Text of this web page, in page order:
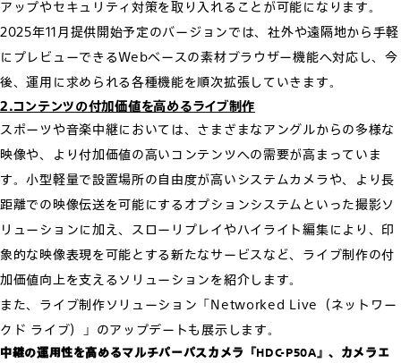
アップやセキュリティ対策を取り入れることが可能になります。
2025年11月提供開始予定のバージョンでは、社外や遠隔地から手軽
にプレビューできるWebベースの素材ブラウザー機能へ対応し、今
後、運用に求められる各種機能を順次拡張していきます。
2.コンテンツの付加価値を高めるライブ制作
スポーツや音楽中継においては、さまざまなアングルからの多様な
映像や、より付加価値の高いコンテンツへの需要が高まっていま
す。小型軽量で設置場所の自由度が高いシステムカメラや、より長
距離での映像伝送を可能にするオプションシステムといった撮影ソ
リューションに加え、スローリプレイやハイライト編集により、印
象的な映像表現を可能とする新たなサービスなど、ライブ制作の付
加価値向上を支えるソリューションを紹介します。
また、ライブ制作ソリューション「Networked Live（ネットワー
クド ライブ）」のアップデートも展示します。
中継の運用性を高めるマルチパーパスカメラ『HDC-P50A』、カメラエ